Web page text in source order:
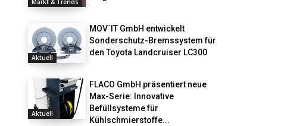
Markt & Trends
Aktuell
MOV´IT GmbH entwickelt
Sonderschutz-Bremssystem für
den Toyota Landcruiser LC300
Aktuell
FLACO GmbH präsentiert neue
Max-Serie: Innovative
Befüllsysteme für
Kühlschmierstoffe...